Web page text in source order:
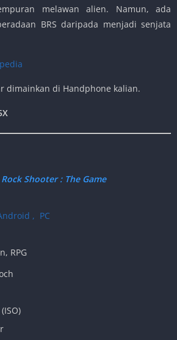
melawan alien. Namun, ada
BRS daripada menjadi senjata
dimainkan di Handphone kalian.
Shooter : The Game
, PC
RPG
(ISO)